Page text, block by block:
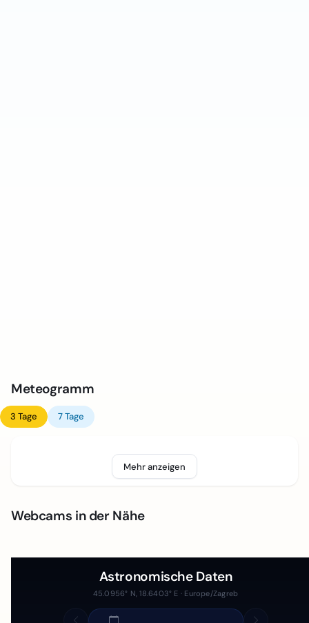
Meteogramm
3 Tage 7 Tage
Mehr anzeigen
Webcams in der Nähe
Astronomische Daten
45.0956° N, 18.6403° E · Europe/Zagreb